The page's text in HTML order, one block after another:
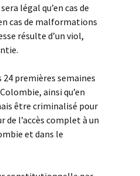
légal qu’en cas de
cas de malformations
résulte d’un viol,
24 premières semaines
ainsi qu’en
être criminalisé pour
l’accès complet à un
et dans le